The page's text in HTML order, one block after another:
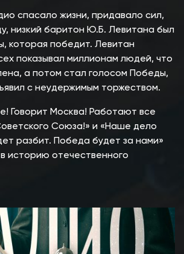
спасало жизни, придавало сил,
низкий баритон Ю.Б. Левитана был
которая победит. Левитан
показывал миллионам людей, что
а потом стал голосом Победы,
с неудержимым торжеством.
Говорит Москва! Работают все
Союза!» и «Наше дело
разбит. Победа будет за нами»
историю отечественного